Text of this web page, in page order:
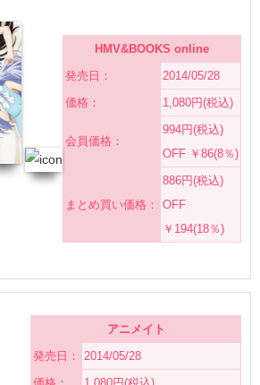
HMV&BOOKS online
発売日：
2014/05/28
価格：
1,080円(税込)
会員価格：
994円(税込)
OFF ￥86(8％)
まとめ買い価格：
886円(税込)
OFF
￥194(18％)
アニメイト
発売日：
2014/05/28